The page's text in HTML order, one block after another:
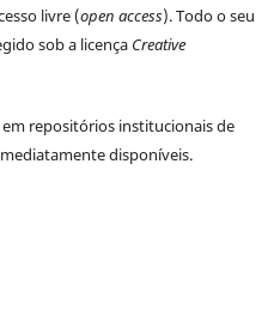
livre (open access). Todo o seu
sob a licença Creative
repositórios institucionais de
disponíveis.